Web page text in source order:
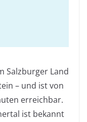
Salzburger Land
– und ist von
erreichbar.
ist bekannt